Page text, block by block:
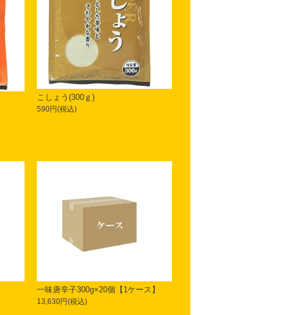
こしょう(300ｇ)
590円(税込)
一味唐辛子300g×20個【1ケース】
13,630円(税込)